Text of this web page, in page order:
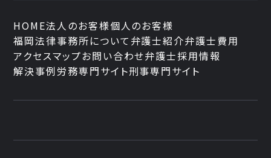
HOME法人のお客様個人のお客様
福岡法律事務所について 弁護士紹介弁護士費用
アクセスマップお問い合わせ弁護士採用情報
解決事例労務専門サイト刑事専門サイト